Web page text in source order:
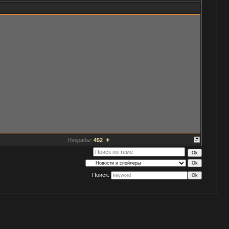
Награды: 452 +
Поиск: